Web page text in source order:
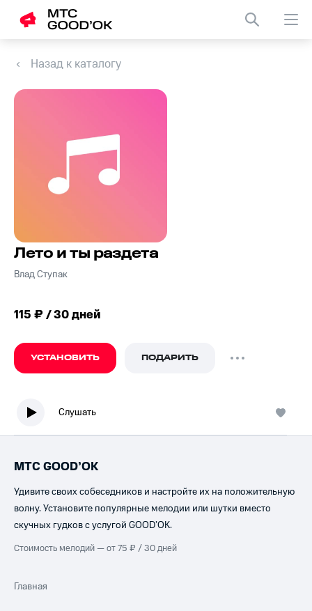
Назад к каталогу
Лето и ты раздета
Влад Ступак
115 ₽ / 30 дней
УСТАНОВИТЬ ПОДАРИТЬ
Слушать
МТС GOOD’OK
Удивите своих собеседников и настройте их на положительную
волну. Установите популярные мелодии или шутки вместо
скучных гудков с услугой GOOD’OK.
Стоимость мелодий — от 75 ₽ / 30 дней
Главная